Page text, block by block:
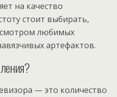
на качество
стоит выбирать,
любимых
артефактов.
— это количество